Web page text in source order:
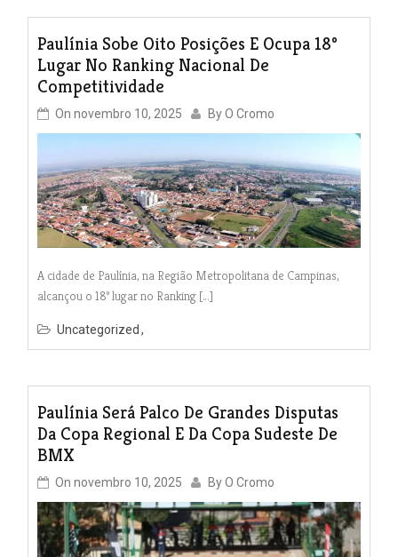
Paulínia Sobe Oito Posições E Ocupa 18º
Lugar No Ranking Nacional De
Competitividade
On novembro 10, 2025 ByO Cromo
A cidade de Paulínia, na Região Metropolitana de Campinas,
alcançou o 18º lugar no Ranking […]
Uncategorized
Paulínia Será Palco De Grandes Disputas
Da Copa Regional E Da Copa Sudeste De
BMX
On novembro 10, 2025 ByO Cromo